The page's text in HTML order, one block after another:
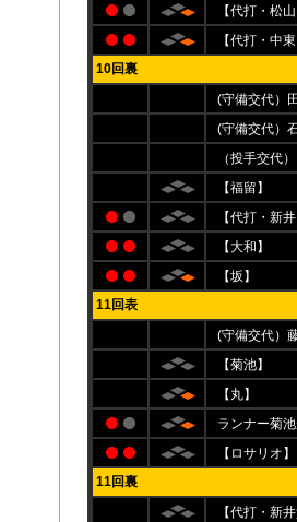
【代打・松
【代打・中
10回裏
(守備交代）
(守備交代）
（投手交
【福留】
【代打・新
【大和】
【坂】
11回表
(守備交代）
【菊池】
【丸】
ランナー菊
【ロサリオ】
11回裏
【代打・新